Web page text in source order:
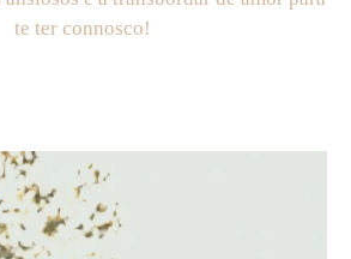
te ter connosco!